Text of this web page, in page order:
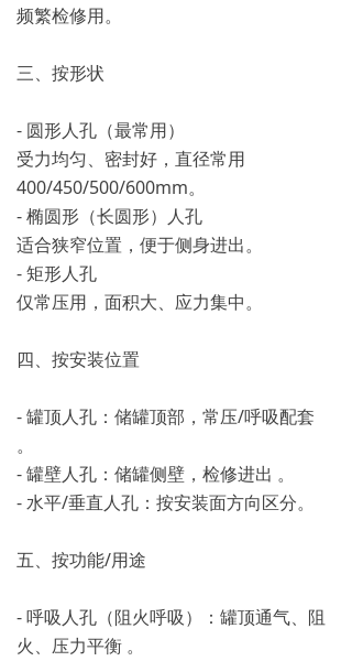
频繁检修用。
三、按形状
- 圆形人孔（最常用）
受力均匀、密封好，直径常用
400/450/500/600mm。
- 椭圆形（长圆形）人孔
适合狭窄位置，便于侧身进出。
- 矩形人孔
仅常压用，面积大、应力集中。
四、按安装位置
- 罐顶人孔：储罐顶部，常压/呼吸配套
。
- 罐壁人孔：储罐侧壁，检修进出 。
- 水平/垂直人孔：按安装面方向区分。
五、按功能/用途
- 呼吸人孔（阻火呼吸）：罐顶通气、阻
火、压力平衡 。